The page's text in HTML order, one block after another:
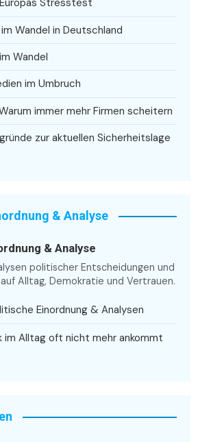
Stresstest
Wandel in Deutschland
Wandel
im Umbruch
immer mehr Firmen scheitern
zur aktuellen Sicherheitslage
& Analyse
& Analyse
politischer Entscheidungen und
Alltag, Demokratie und Vertrauen.
Einordnung & Analysen
im Alltag oft nicht mehr ankommt